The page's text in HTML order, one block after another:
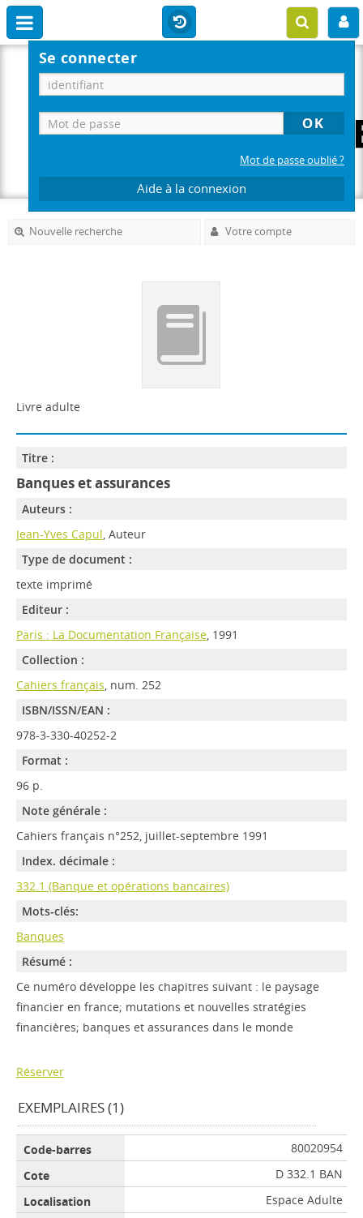
Se connecter
Mot de passe oublié ?
Aide à la connexion
Nouvelle recherche Votre compte
Livre adulte
Titre :
Banques et assurances
Auteurs :
Jean-Yves Capul, Auteur
Type de document :
texte imprimé
Editeur :
Paris : La Documentation Française, 1991
Collection :
Cahiers français, num. 252
ISBN/ISSN/EAN :
978-3-330-40252-2
Format :
96 p.
Note générale :
Cahiers français n°252, juillet-septembre 1991
Index. décimale :
332.1 (Banque et opérations bancaires)
Mots-clés:
Banques
Résumé :
Ce numéro développe les chapitres suivant : le paysage
financier en france; mutations et nouvelles stratégies
financières; banques et assurances dans le monde
Réserver
EXEMPLAIRES (1)
80020954
D 332.1 BAN
Espace Adulte